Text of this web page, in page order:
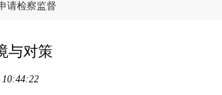
请检察监督
与对策